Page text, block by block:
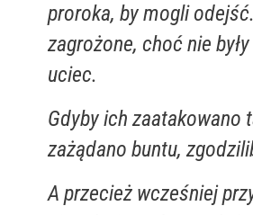
proroka, by mogli
zagrożone, choć nie
uciec.
Gdyby ich zaatakowano
zażądano buntu,
A przecież wcześniej